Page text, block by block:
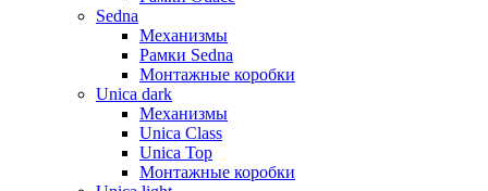
Sedna
Механизмы
Рамки Sedna
Монтажные коробки
Unica dark
Механизмы
Unica Class
Unica Top
Монтажные коробки